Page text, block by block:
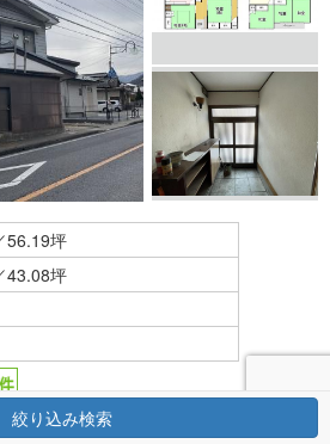
56.19坪
43.08坪
絞り込み検索